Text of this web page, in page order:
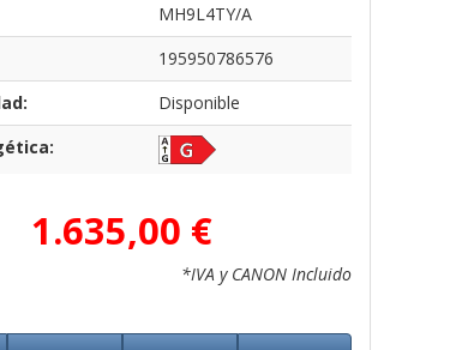
MH9L4TY/A
195950786576
Disponible
1.635,00 €
*IVA y CANON Incluido